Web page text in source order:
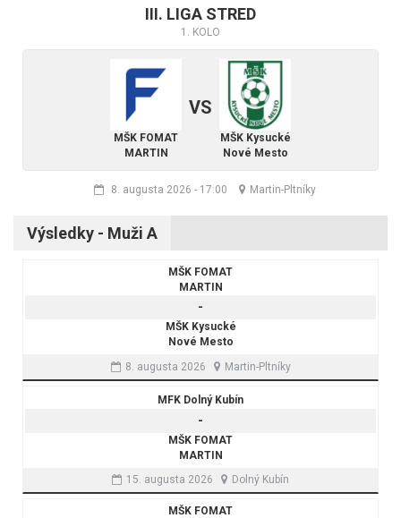
III. LIGA STRED
1. KOLO
MŠK FOMAT
MARTIN
VS
MŠK Kysucké
Nové Mesto
8. augusta 2026 - 17:00 Martin-Pltníky
Výsledky - Muži A
MŠK FOMAT
MARTIN
-
MŠK Kysucké
Nové Mesto
8. augusta 2026
Martin-Pltníky
MFK Dolný Kubín
-
MŠK FOMAT
MARTIN
15. augusta 2026
Dolný Kubín
MŠK FOMAT